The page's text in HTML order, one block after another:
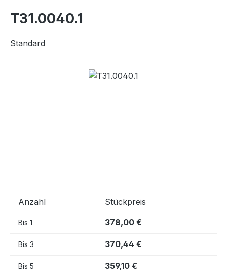
T31.0040.1
Standard
Bildergalerie überspringen
Anzahl Stückpreis
Bis 1 378,00 €
Bis 3 370,44 €
Bis 5 359,10 €